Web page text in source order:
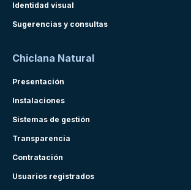
Identidad visual
Sugerencias y consultas
Chiclana Natural
Presentación
Instalaciones
Sistemas de gestión
Transparencia
Contratación
Usuarios registrados